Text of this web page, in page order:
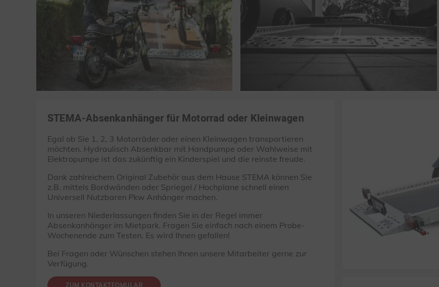
STEMA-Absenkanhänger für Motorrad oder Kleinwagen
Egal ob Sie 1, 2, 3 Motorräder oder einen Kleinwagen transportieren
möchten. Hydraulisch Absenkbar mit Handpumpe oder Wahlweise mit
Elektropumpe ist das zukünftig ein Kinderspiel und die reinste freude.
Dank zahlreichem Original Zubehör aus dem Hause STEMA können Sie
z.B. mittels Bordwänden oder Spriegel / Hochplane schnell einen
Universell Nutzbaren Pkw Anhänger machen.
In unseren Niederlassungen finden Sie in der Regel immer
Absenkanhänger im Mietpark. Fragen Sie einfach nach einem Probe-
Wochenende zum Testen. Es wird Ihnen gefallen!
Bei Fragen oder Wünschen stehen Ihnen unsere Mitarbeiter gerne zur
Verfügung.
ZUM KONTAKTFOMULAR